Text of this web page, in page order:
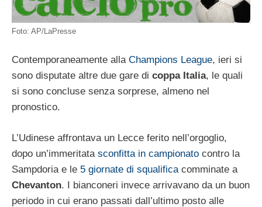
Foto: AP/LaPresse
Contemporaneamente alla Champions League, ieri si
sono disputate altre due gare di coppa Italia, le quali
si sono concluse senza sorprese, almeno nel
pronostico.
L’Udinese affrontava un Lecce ferito nell’orgoglio,
dopo un’immeritata sconfitta in campionato contro la
Sampdoria e le 5 giornate di squalificacomminate a
Chevanton. I bianconeri invece arrivavano da un buon
periodo in cui erano passati dall’ultimo posto alle